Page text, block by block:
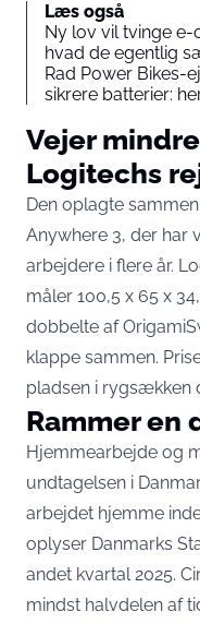
Læs også
Ny lov vil tvinge
hvad de egentlig
Rad Power Bikes-
sikrere batterier:
Vejer
Logitechs
Den oplagte
Anywhere 3, der
arbejdere i flere år.
måler 100,5 x 65 x
dobbelte af
klappe sammen.
pladsen i rygsækken
Rammer en
Hjemmearbejde og
undtagelsen i
arbejdet hjemme
oplyser Danmarks
andet kvartal 2025.
mindst halvdelen af